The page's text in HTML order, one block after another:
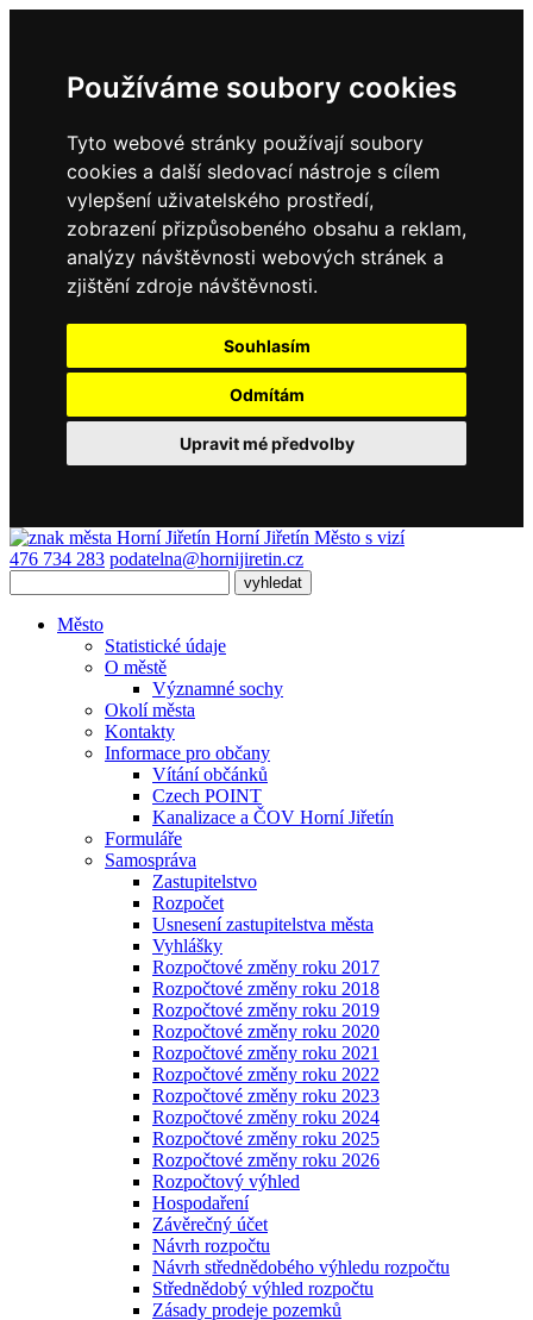
Používáme soubory cookies
Tyto webové stránky používají soubory
cookies a další sledovací nástroje s cílem
vylepšení uživatelského prostředí,
zobrazení přizpůsobeného obsahu a reklam,
analýzy návštěvnosti webových stránek a
zjištění zdroje návštěvnosti.
Souhlasím
Odmítám
Upravit mé předvolby
Horní Jiřetín Město s vizí
476 734 283 podatelna@hornijiretin.cz
Město
Statistické údaje
O městě
Významné sochy
Okolí města
Kontakty
Informace pro občany
Vítání občánků
Czech POINT
Kanalizace a ČOV Horní Jiřetín
Formuláře
Samospráva
Zastupitelstvo
Rozpočet
Usnesení zastupitelstva města
Vyhlášky
Rozpočtové změny roku 2017
Rozpočtové změny roku 2018
Rozpočtové změny roku 2019
Rozpočtové změny roku 2020
Rozpočtové změny roku 2021
Rozpočtové změny roku 2022
Rozpočtové změny roku 2023
Rozpočtové změny roku 2024
Rozpočtové změny roku 2025
Rozpočtové změny roku 2026
Rozpočtový výhled
Hospodaření
Závěrečný účet
Návrh rozpočtu
Návrh střednědobého výhledu rozpočtu
Střednědobý výhled rozpočtu
Zásady prodeje pozemků